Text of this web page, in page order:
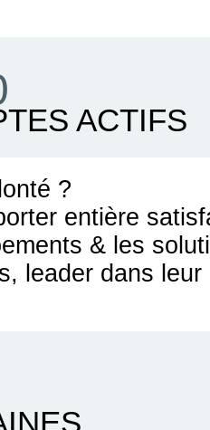
ACTIFS
?
entière
& les
leader dans leur